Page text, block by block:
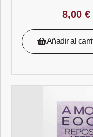
8,00 €
Añadir al